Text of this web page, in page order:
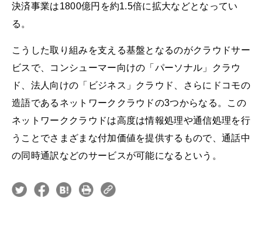
決済事業は1800億円を約1.5倍に拡大などとなってい
る。
こうした取り組みを支える基盤となるのがクラウドサー
ビスで、コンシューマー向けの「パーソナル」クラウ
ド、法人向けの「ビジネス」クラウド、さらにドコモの
造語であるネットワーククラウドの3つからなる。この
ネットワーククラウドは高度は情報処理や通信処理を行
うことでさまざまな付加価値を提供するもので、通話中
の同時通訳などのサービスが可能になるという。